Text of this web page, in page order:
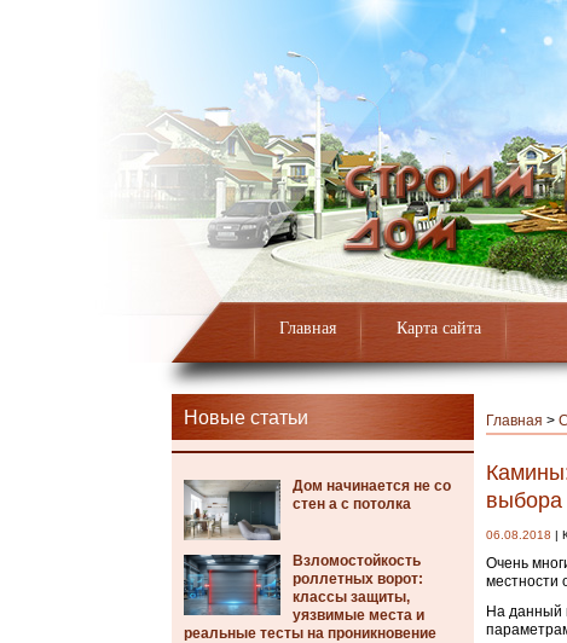
Главная Карта сайта
Новые статьи
Дом начинается не со
стен а с потолка
Взломостойкость
роллетных ворот:
классы защиты,
уязвимые места и
реальные тесты на проникновение
Главная >
выбора
06.08.2018 |
Очень
местности
На данный